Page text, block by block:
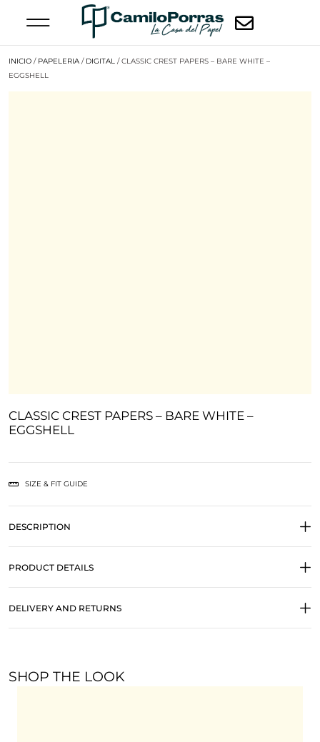
INICIO / PAPELERIA / DIGITAL / CLASSIC CREST PAPERS – BARE WHITE –
EGGSHELL
CLASSIC CREST PAPERS – BARE WHITE –
EGGSHELL
SIZE & FIT GUIDE
DESCRIPTION
PRODUCT DETAILS
DELIVERY AND RETURNS
SHOP THE LOOK